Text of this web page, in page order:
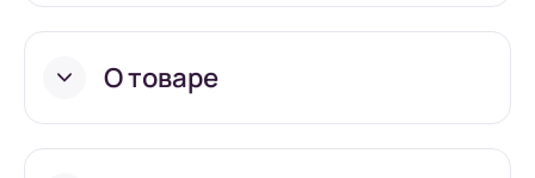
О товаре